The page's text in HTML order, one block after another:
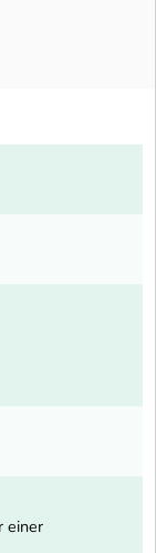
einer